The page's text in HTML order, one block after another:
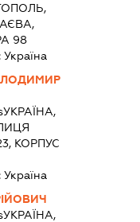
98
Україна
УКРАЇНА,
КОРПУС
Україна
УКРАЇНА,